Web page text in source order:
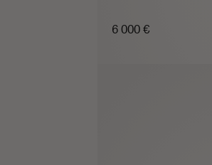
6 000 €